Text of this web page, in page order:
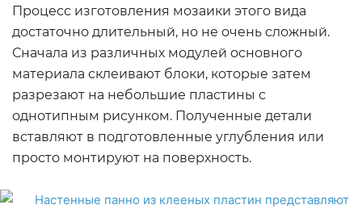
Процесс изготовления мозаики этого вида
достаточно длительный, но не очень сложный.
Сначала из различных модулей основного
материала склеивают блоки, которые затем
разрезают на небольшие пластины с
однотипным рисунком. Полученные детали
вставляют в подготовленные углубления или
просто монтируют на поверхность.